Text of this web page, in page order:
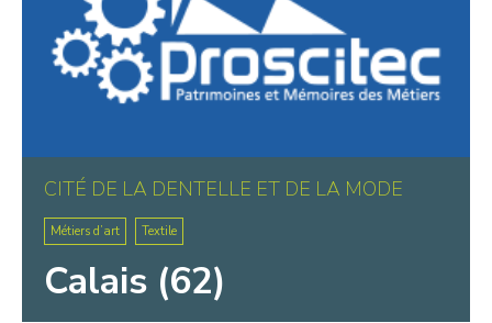
CITÉ DE LA DENTELLE ET DE LA MODE
Métiers d’art Textile
Calais (62)